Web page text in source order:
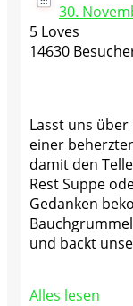
30.
5 Loves
14630
Lasst uns
einer
damit den
Rest Suppe
Gedanken
und backt
Alles lesen